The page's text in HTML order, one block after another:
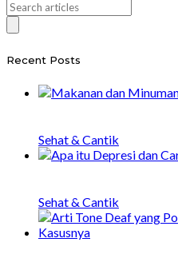
Recent Posts
Sehat & Cantik
Sehat & Cantik